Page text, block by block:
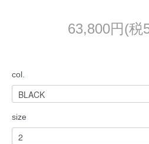
63,800円(税
col.
size